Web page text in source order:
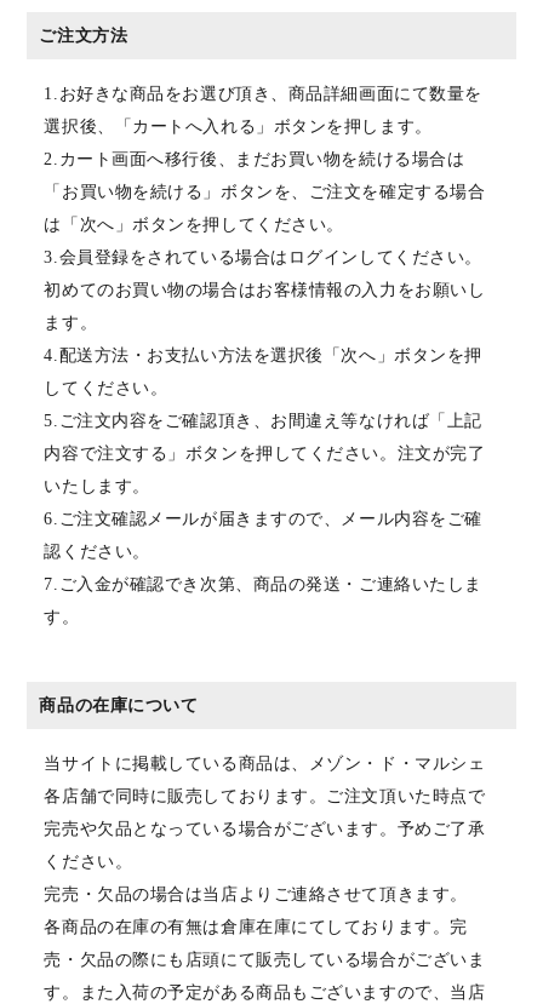
ご注文方法
1.お好きな商品をお選び頂き、商品詳細画面にて数量を
選択後、「カートへ入れる」ボタンを押します。
2.カート画面へ移行後、まだお買い物を続ける場合は
「お買い物を続ける」ボタンを、ご注文を確定する場合
は「次へ」ボタンを押してください。
3.会員登録をされている場合はログインしてください。
初めてのお買い物の場合はお客様情報の入力をお願いし
ます。
4.配送方法・お支払い方法を選択後「次へ」ボタンを押
してください。
5.ご注文内容をご確認頂き、お間違え等なければ「上記
内容で注文する」ボタンを押してください。注文が完了
いたします。
6.ご注文確認メールが届きますので、メール内容をご確
認ください。
7.ご入金が確認でき次第、商品の発送・ご連絡いたしま
す。
商品の在庫について
当サイトに掲載している商品は、メゾン・ド・マルシェ
各店舗で同時に販売しております。ご注文頂いた時点で
完売や欠品となっている場合がございます。予めご了承
ください。
完売・欠品の場合は当店よりご連絡させて頂きます。
各商品の在庫の有無は倉庫在庫にてしております。完
売・欠品の際にも店頭にて販売している場合がございま
す。また入荷の予定がある商品もございますので、当店